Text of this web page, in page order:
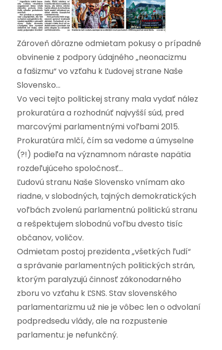
Zároveň dôrazne odmietam pokusy o prípadné
obvinenie z podpory údajného „neonacizmu
a fašizmu“ vo vzťahu k Ľudovej strane Naše
Slovensko…
Vo veci tejto politickej strany mala vydať nález
prokuratúra a rozhodnúť najvyšší súd, pred
marcovými parlamentnými voľbami 2015.
Prokuratúra mlčí, čím sa vedome a úmyselne
(?!) podieľa na významnom náraste napätia
rozdeľujúceho spoločnosť…
Ľudovú stranu Naše Slovensko vnímam ako
riadne, v slobodných, tajných demokratických
voľbách zvolenú parlamentnú politickú stranu
a rešpektujem slobodnú voľbu dvesto tisíc
občanov, voličov.
Odmietam postoj prezidenta „všetkých ľudí“
a správanie parlamentných politických strán,
ktorým paralyzujú činnosť zákonodarného
zboru vo vzťahu k ĽSNS. Stav slovenského
parlamentarizmu už nie je vôbec len o odvolaní
podpredsedu vlády, ale na rozpustenie
parlamentu: je nefunkčný.